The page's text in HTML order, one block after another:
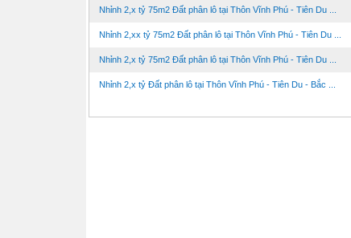
Nhỉnh 2,x tỷ 75m2 Đất phân lô tại Thôn Vĩnh Phú - Tiên Du ...
Nhỉnh 2,xx tỷ 75m2 Đất phân lô tại Thôn Vĩnh Phú - Tiên Du ...
Nhỉnh 2,x tỷ 75m2 Đất phân lô tại Thôn Vĩnh Phú - Tiên Du ...
Nhỉnh 2,x tỷ Đất phân lô tại Thôn Vĩnh Phú - Tiên Du - Bắc ...